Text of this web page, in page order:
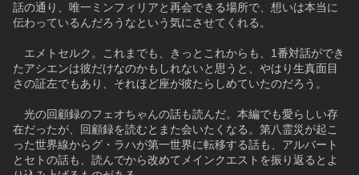
話の通り、唯一ミンフィリアと再会できる場所で、想いは本当に
伝わっているんだろうなという気にさせてくれる。
エメトセルク。これまでも、きっとこれからも、1番対話ができ
たアシエンは彼だけなのかもしれないと思うと、やはり生真面目
さの証左でもあり、それほど座が彼たらしめていたのだろう。
光の回顧録のフェオちゃんの話も読んだ。本編でも愛らしい存
在だったが、回顧録を読むとまた会いたくなる。第八霊災が起こ
った世界線からグ・ラハが第一世界に転移する話も、アルバート
とセトの話も、読んでから改めてメインクエストを振り返るとよ